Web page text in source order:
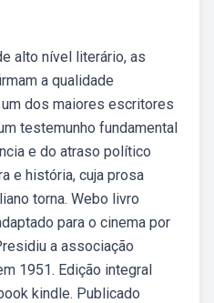
alto nível literário, as
a qualidade
dos maiores escritores
testemunho fundamental
e do atraso político
e história, cuja prosa
torna. Webo livro
para o cinema por
a associação
1951. Edição integral
kindle. Publicado